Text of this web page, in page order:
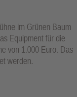
im Grünen Baum
Equipment für die
von 1.000 Euro. Das
werden.